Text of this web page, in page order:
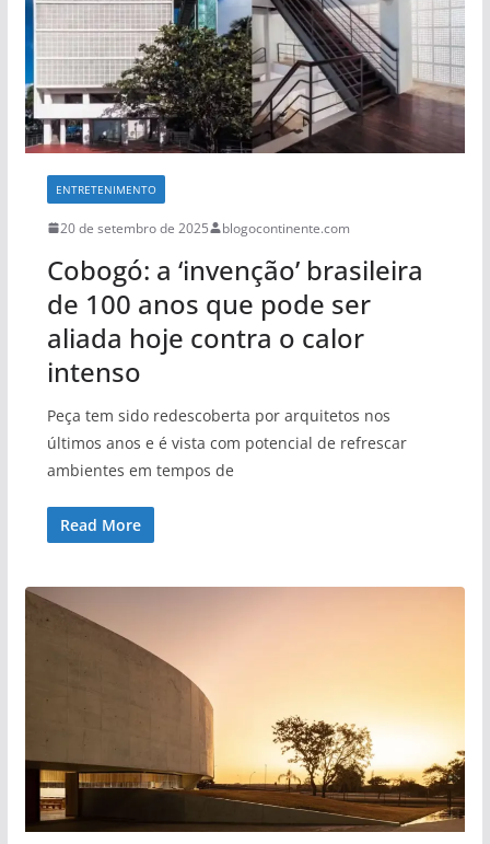
ENTRETENIMENTO
20 de setembro de 2025 blogocontinente.com
Cobogó: a ‘invenção’ brasileira
de 100 anos que pode ser
aliada hoje contra o calor
intenso
Peça tem sido redescoberta por arquitetos nos
últimos anos e é vista com potencial de refrescar
ambientes em tempos de
Read More